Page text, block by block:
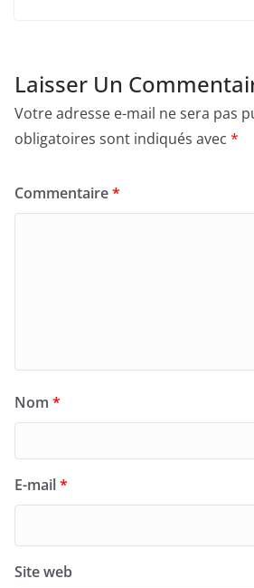
Laisser Un
Votre adresse e-mail ne sera pas
obligatoires sont indiqués avec *
Commentaire*
Nom *
E-mail*
Site web